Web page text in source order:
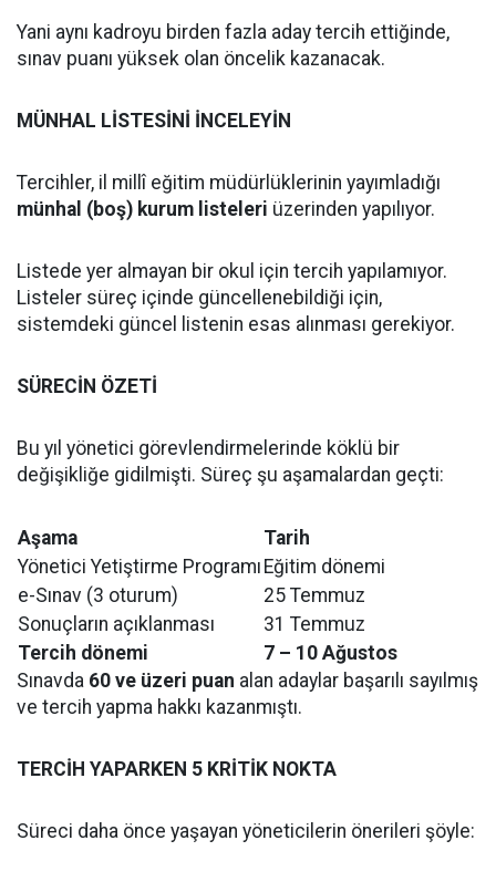
Yani aynı kadroyu birden fazla aday tercih ettiğinde,
sınav puanı yüksek olan öncelik kazanacak.
MÜNHAL LİSTESİNİ İNCELEYİN
Tercihler, il millî eğitim müdürlüklerinin yayımladığı
münhal (boş) kurum listeleri üzerinden yapılıyor.
Listede yer almayan bir okul için tercih yapılamıyor.
Listeler süreç içinde güncellenebildiği için,
sistemdeki güncel listenin esas alınması gerekiyor.
SÜRECİN ÖZETİ
Bu yıl yönetici görevlendirmelerinde köklü bir
değişikliğe gidilmişti. Süreç şu aşamalardan geçti:
Aşama
Tarih
Yönetici Yetiştirme Programı Eğitim dönemi
e-Sınav (3 oturum)
25 Temmuz
Sonuçların açıklanması
31 Temmuz
Tercih dönemi
7 – 10 Ağustos
Sınavda 60 ve üzeri puan alan adaylar başarılı sayılmış
ve tercih yapma hakkı kazanmıştı.
TERCİH YAPARKEN 5 KRİTİK NOKTA
Süreci daha önce yaşayan yöneticilerin önerileri şöyle: